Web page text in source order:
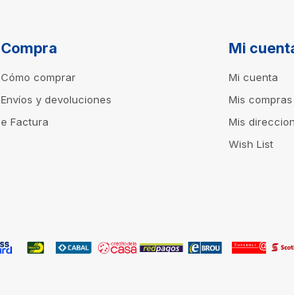
Compra
Cómo comprar
Envíos y devoluciones
e Factura
Mi
Mi cuenta
Mis compras
Mis
Wish List